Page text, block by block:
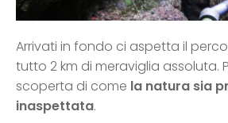
Arrivati in fondo ci aspetta il
tutto 2 km di meraviglia assoluta.
scoperta di come la natura sia
inaspettata.